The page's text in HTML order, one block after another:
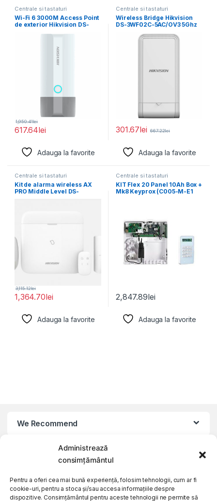
Administrează
consimțământul
Pentru a oferi cea mai bună experiență, folosim tehnologii, cum ar fi
cookie-uri, pentru a stoca și/sau accesa informațiile despre
dispozitive. Consimțământul pentru aceste tehnologii ne permite să
Centrale si tastaturi
Wi-Fi 6 3000M Access Point
de exterior Hikvision DS-
617.64lei
1,950.41lei
Adauga la favorite
Centrale si tastaturi
Wireless Bridge Hikvision
DS-3WF02C-5AC/OV3 5Ghz
Wireless CPE,
301.67lei 667.22lei
Adauga la favorite
Centrale si tastaturi
Kit de alarma wireless AX
PRO Middle Level DS-
1,364.70lei
3,115.12lei
Adauga la favorite
Centrale si tastaturi
KIT Flex 20 Panel 10Ah Box +
Mk8 Keyprox (C005-M-E1
2,847.89lei
Adauga la favorite
We Recommend
My Account
Customer Care